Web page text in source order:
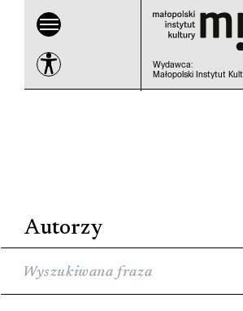
Wydawca:
Małopolski Instytut
Autorzy